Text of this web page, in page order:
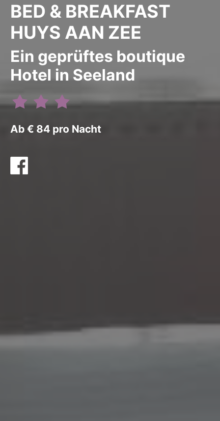
BED & BREAKFAST
HUYS AAN ZEE
Ein geprüftes boutique
Hotel in Seeland
Ab € 84 pro Nacht